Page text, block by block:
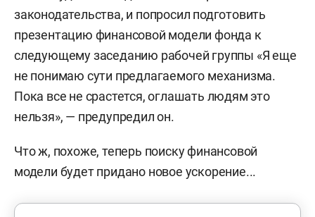
законодательства, и попросил подготовить
презентацию финансовой модели фонда к
следующему заседанию рабочей группы «Я еще
не понимаю сути предлагаемого механизма.
Пока все не срастется, оглашать людям это
нельзя», — предупредил он.
Что ж, похоже, теперь поиску финансовой
модели будет придано новое ускорение...